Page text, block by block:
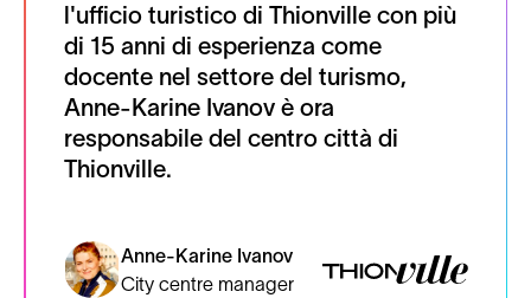
l'ufficio turistico di Thionville con più
di 15 anni di esperienza come
docente nel settore del turismo,
Anne-Karine Ivanov è ora
responsabile del centro città di
Thionville.
Anne-Karine Ivanov
City centre manager